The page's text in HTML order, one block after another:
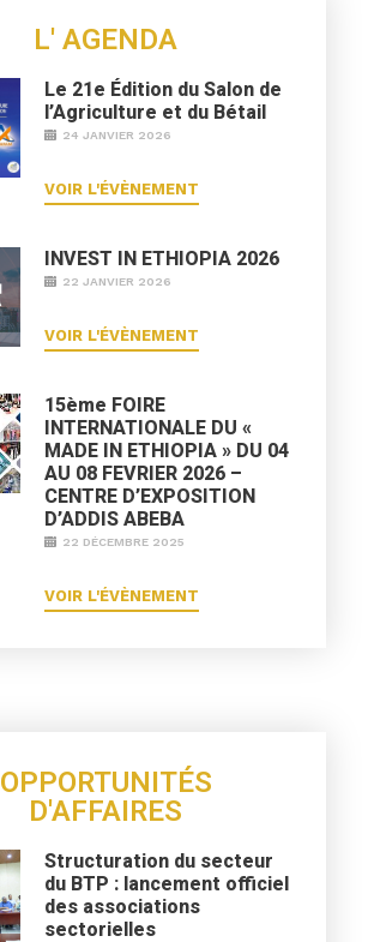
L' AGENDA
Le 21e Édition du Salon de
l’Agriculture et du Bétail
24 JANVIER 2026
VOIR L'ÉVÈNEMENT
INVEST IN ETHIOPIA 2026
22 JANVIER 2026
VOIR L'ÉVÈNEMENT
15ème FOIRE
INTERNATIONALE DU «
MADE IN ETHIOPIA » DU 04
AU 08 FEVRIER 2026 –
CENTRE D’EXPOSITION
D’ADDIS ABEBA
22 DÉCEMBRE 2025
VOIR L'ÉVÈNEMENT
OPPORTUNITÉS
D'AFFAIRES
Structuration du secteur
du BTP : lancement officiel
des associations
sectorielles